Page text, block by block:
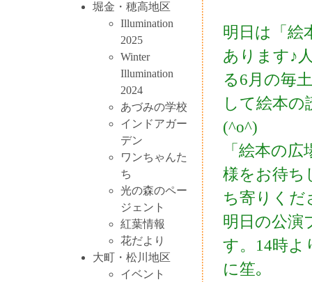
堀金・穂高地区
Illumination
2025
Winter
Illumination
2024
あづみの学校
インドアガー
デン
ワンちゃんた
ち
光の森のペー
ジェント
紅葉情報
花だより
大町・松川地区
イベント
明日は「
あります♪
る6月の毎
して絵本
(^o^)
「絵本の
様をお待ち
ち寄りくだ
明日の公演
す。14時よ
に笙｡